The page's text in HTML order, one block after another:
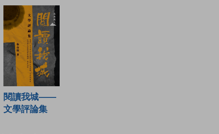
閱讀我城——
文學評論集